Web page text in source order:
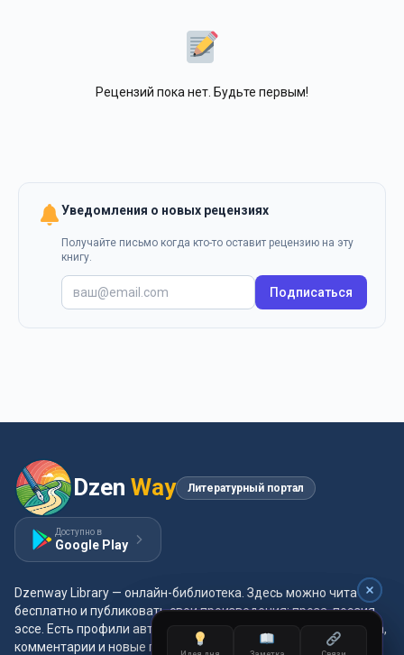
Рецензий пока нет. Будьте первым!
Уведомления о новых рецензиях
Получайте письмо когда кто-то оставит рецензию на эту
книгу.
Подписаться
Dzen Way Литературный портал
Доступно в
Google Play
Dzenway Library — онлайн-библиотека. Здесь можно читать
бесплатно и публиковать свои произведения: проза, поэзия,
эссе. Есть профили авторов, жанры и метки, удобная читалка,
комментарии и новые главы каждый день.